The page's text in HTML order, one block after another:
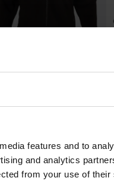
features and to
and analytics
from your use of
509 Stroma EXP Fleece
Suosikit